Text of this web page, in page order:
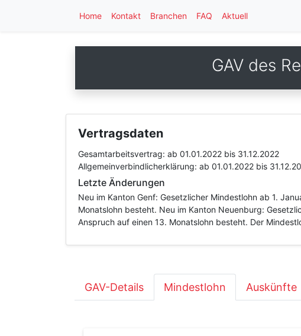
Home Kontakt Branchen FAQ Aktuell
GAV des
Vertragsdaten
Gesamtarbeitsvertrag: ab 01.01.2022 bis 31.12.2022
Allgemeinverbindlicherklärung: ab 01.01.2022 bis
Letzte Änderungen
Neu im Kanton Genf: Gesetzlicher Mindestlohn ab 1.
Monatslohn besteht. Neu im Kanton Neuenburg:
Anspruch auf einen 13. Monatslohn besteht. Der
GAV-Details Mindestlohn Auskünfte